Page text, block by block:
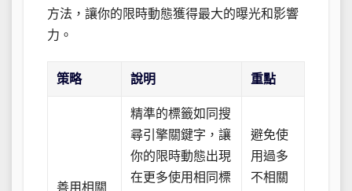
方法，讓你的限時動態獲得最大的曝光和影響
力。
策略 說明 重點
善用相關
精準的標籤如同搜
尋引擎關鍵字，讓
你的限時動態出現
在更多使用相同標
避免使
用過多
不相關